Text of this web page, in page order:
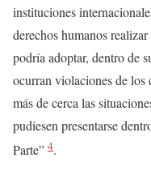
instituciones
derechos humanos
podría adoptar, dentro de
ocurran violaciones de los
más de cerca las
pudiesen presentarse
Parte” 4.